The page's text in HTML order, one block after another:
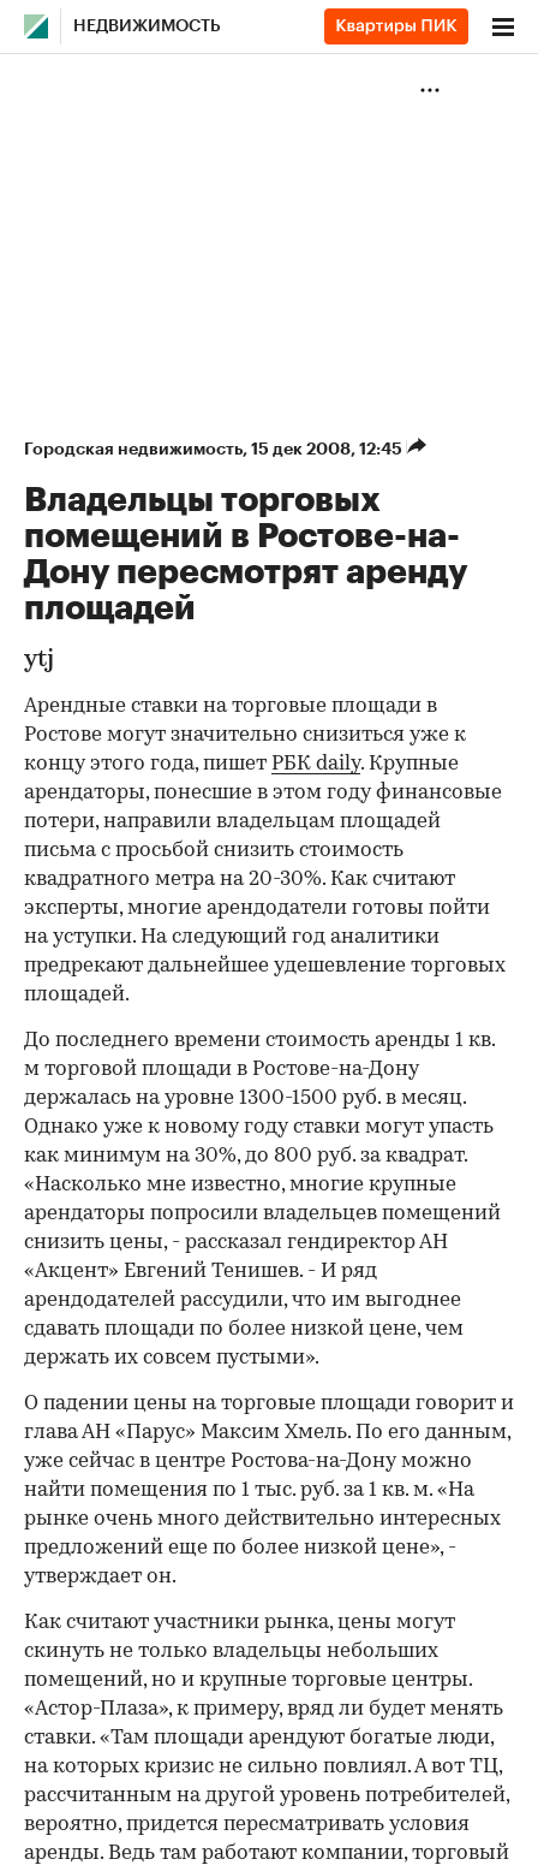
НЕДВИЖИМОСТЬ
Городская недвижимость⁠, 15 дек 2008, 12:45
Владельцы торговых
помещений в Ростове-на-
Дону пересмотрят аренду
площадей
ytj
Арендные ставки на торговые площади в
Ростове могут значительно снизиться уже к
концу этого года, пишет РБК daily. Крупные
арендаторы, понесшие в этом году финансовые
потери, направили владельцам площадей
письма с просьбой снизить стоимость
квадратного метра на 20-30%. Как считают
эксперты, многие арендодатели готовы пойти
на уступки. На следующий год аналитики
предрекают дальнейшее удешевление торговых
площадей.
До последнего времени стоимость аренды 1 кв.
м торговой площади в Ростове-на-Дону
держалась на уровне 1300-1500 руб. в месяц.
Однако уже к новому году ставки могут упасть
как минимум на 30%, до 800 руб. за квадрат.
«Насколько мне известно, многие крупные
арендаторы попросили владельцев помещений
снизить цены, - рассказал гендиректор АН
«Акцент» Евгений Тенишев. - И ряд
арендодателей рассудили, что им выгоднее
сдавать площади по более низкой цене, чем
держать их совсем пустыми».
О падении цены на торговые площади говорит и
глава АН «Парус» Максим Хмель. По его данным,
уже сейчас в центре Ростова-на-Дону можно
найти помещения по 1 тыс. руб. за 1 кв. м. «На
рынке очень много действительно интересных
предложений еще по более низкой цене», -
утверждает он.
Как считают участники рынка, цены могут
скинуть не только владельцы небольших
помещений, но и крупные торговые центры.
«Аcтор-Плаза», к примеру, вряд ли будет менять
ставки. «Там площади арендуют богатые люди,
на которых кризис не сильно повлиял. А вот ТЦ,
рассчитанным на другой уровень потребителей,
вероятно, придется пересматривать условия
аренды. Ведь там работают компании, торговый